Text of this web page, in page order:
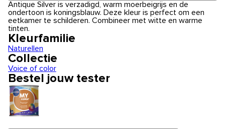
Antique Silver is verzadigd, warm moerbeigrijs en de
ondertoon is koningsblauw. Deze kleur is perfect om een
eetkamer te schilderen. Combineer met witte en warme
tinten.
Kleurfamilie
Naturellen
Collectie
Voice of color
Bestel jouw tester